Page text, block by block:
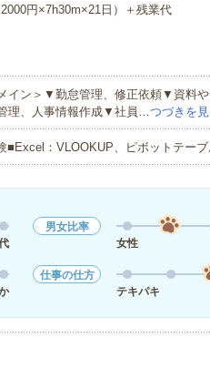
円×7h30m×21日）＋残業代
イン＞▼勤怠管理、修正依頼▼資料
理、人事情報作成▼社員…つづきを
：VLOOKUP、ピボットテーブ
男女比率
女性
仕事の仕方
テキパキ